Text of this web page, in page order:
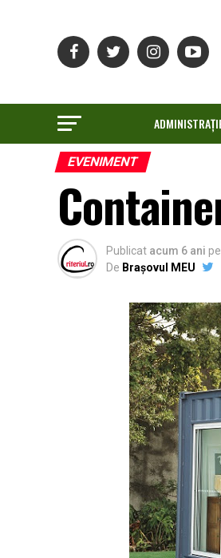
EVENIMENT
Publicat acum 6 ani pe
De Brașovul MEU